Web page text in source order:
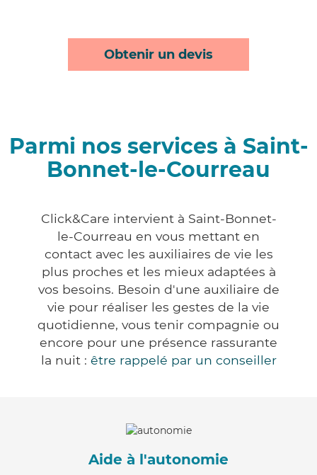
Obtenir un devis
Parmi nos services à Saint-
Bonnet-le-Courreau
Click&Care intervient à Saint-Bonnet-
le-Courreau en vous mettant en
contact avec les auxiliaires de vie les
plus proches et les mieux adaptées à
vos besoins. Besoin d'une auxiliaire de
vie pour réaliser les gestes de la vie
quotidienne, vous tenir compagnie ou
encore pour une présence rassurante
la nuit : être rappelé par un conseiller
Aide à l'autonomie